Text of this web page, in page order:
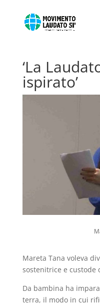
‘La
ispirato’
Mareta Tana voleva
sostenitrice e custode
Da bambina ha
terra, il modo in cui